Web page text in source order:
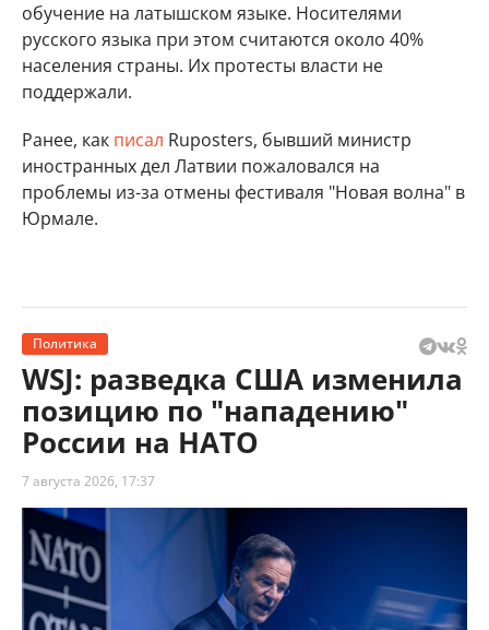
обучение на латышском языке. Носителями
русского языка при этом считаются около 40%
населения страны. Их протесты власти не
поддержали.
Ранее, как писал Ruposters, бывший министр
иностранных дел Латвии пожаловался на
проблемы из-за отмены фестиваля "Новая волна" в
Юрмале.
Политика
WSJ: разведка США изменила
позицию по "нападению"
России на НАТО
7 августа 2026, 17:37